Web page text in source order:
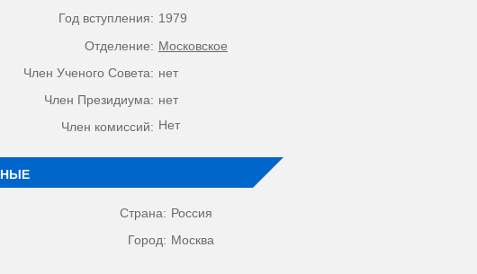
Год вступления: 1979
Отделение: Московское
Член Ученого Совета: нет
Член Президиума: нет
Член комиссий: Нет
Страна: Россия
Город: Москва